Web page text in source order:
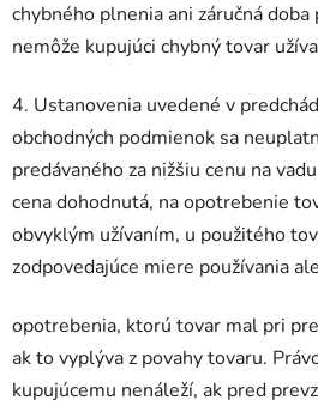
chybného plnenia ani záručná
nemôže kupujúci chybný tovar
4. Ustanovenia uvedené v
obchodných podmienok sa
predávaného za nižšiu cenu na
cena dohodnutá, na opotrebenie
obvyklým užívaním, u použitého
zodpovedajúce miere používania
opotrebenia, ktorú tovar mal pri
ak to vyplýva z povahy tovaru.
kupujúcemu nenáleží, ak pred